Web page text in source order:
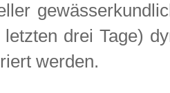
drei Tage)
werden.